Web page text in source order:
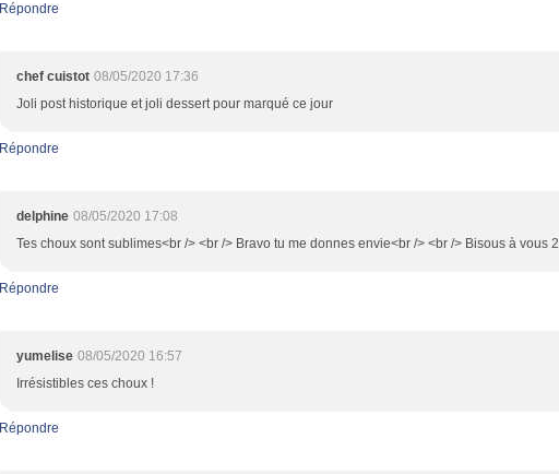
Répondre
chef cuistot 08/05/2020 17:36
Joli post historique et joli dessert pour marqué ce jour
Répondre
delphine 08/05/2020 17:08
Tes choux sont sublimes<br /> <br /> Bravo tu me donnes envie<br /> <br /> Bisous à vous 2
Répondre
yumelise 08/05/2020 16:57
Irrésistibles ces choux !
Répondre